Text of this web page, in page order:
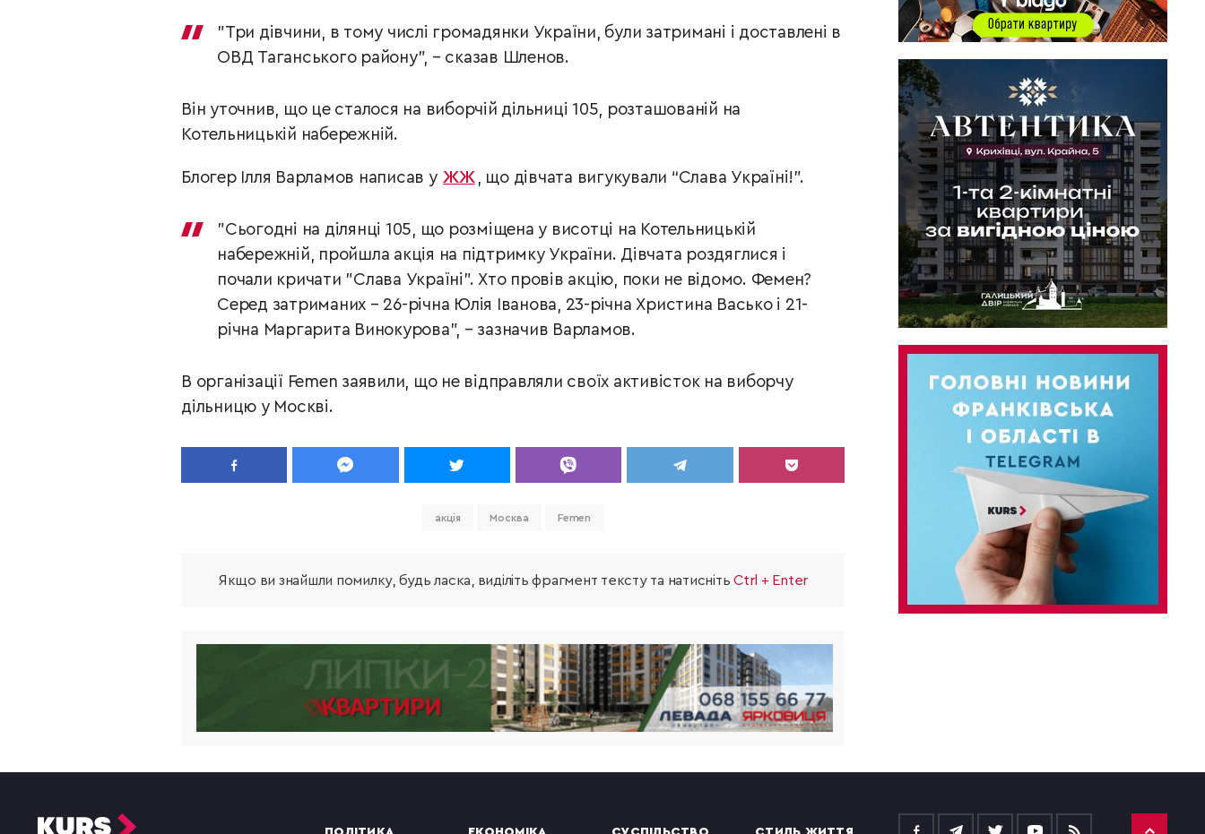
"Три дівчини, в тому числі громадянки України, були затримані і доставлені в
ОВД Таганського району", – сказав Шленов.
Він уточнив, що це сталося на виборчій дільниці 105, розташованій на
Котельницькій набережній.
Блогер Ілля Варламов написав у ЖЖ , що дівчата вигукували “Слава Україні!”.
"Сьогодні на ділянці 105, що розміщена у висотці на Котельницькій
набережній, пройшла акція на підтримку України. Дівчата роздяглися і
почали кричати "Слава Україні". Хто провів акцію, поки не відомо. Фемен?
Серед затриманих – 26-річна Юлія Іванова, 23-річна Христина Васько і 21-
річна Маргарита Винокурова", – зазначив Варламов.
В організації Femen заявили, що не відправляли своїх активісток на виборчу
дільницю у Москві.
акція Москва Femen
Якщо ви знайшли помилку, будь ласка, виділіть фрагмент тексту та натиснітьCtrl + Enter